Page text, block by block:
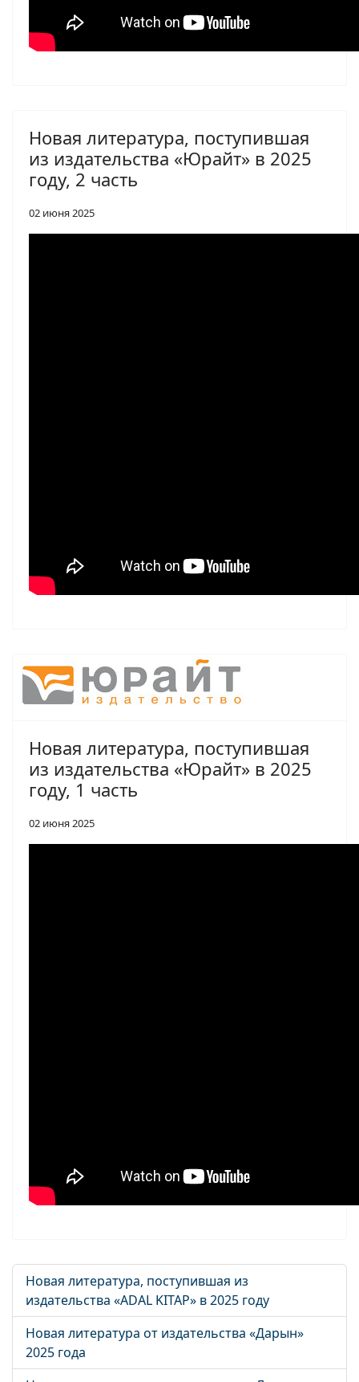
Новая литература, поступившая
из издательства «Юрайт» в 2025
году, 2 часть
02 июня 2025
Новая литература, поступившая
из издательства «Юрайт» в 2025
году, 1 часть
02 июня 2025
Новая литература, поступившая из
издательства «ADAL KITAP» в 2025 году
Новая литература от издательства «Дарын»
2025 года